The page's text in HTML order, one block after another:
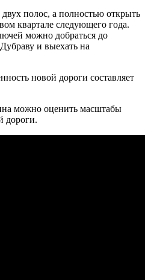
полос, а полностью открыть
квартале следующего года.
можно добраться до
и выехать на
новой дороги составляет
можно оценить масштабы
дороги.